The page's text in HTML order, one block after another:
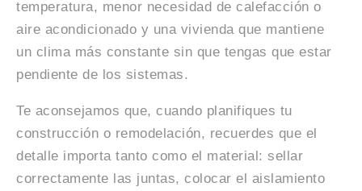
temperatura, menor necesidad de calefacción o
aire acondicionado y una vivienda que mantiene
un clima más constante sin que tengas que estar
pendiente de los sistemas.
Te aconsejamos que, cuando planifiques tu
construcción o remodelación, recuerdes que el
detalle importa tanto como el material: sellar
correctamente las juntas, colocar el aislamiento